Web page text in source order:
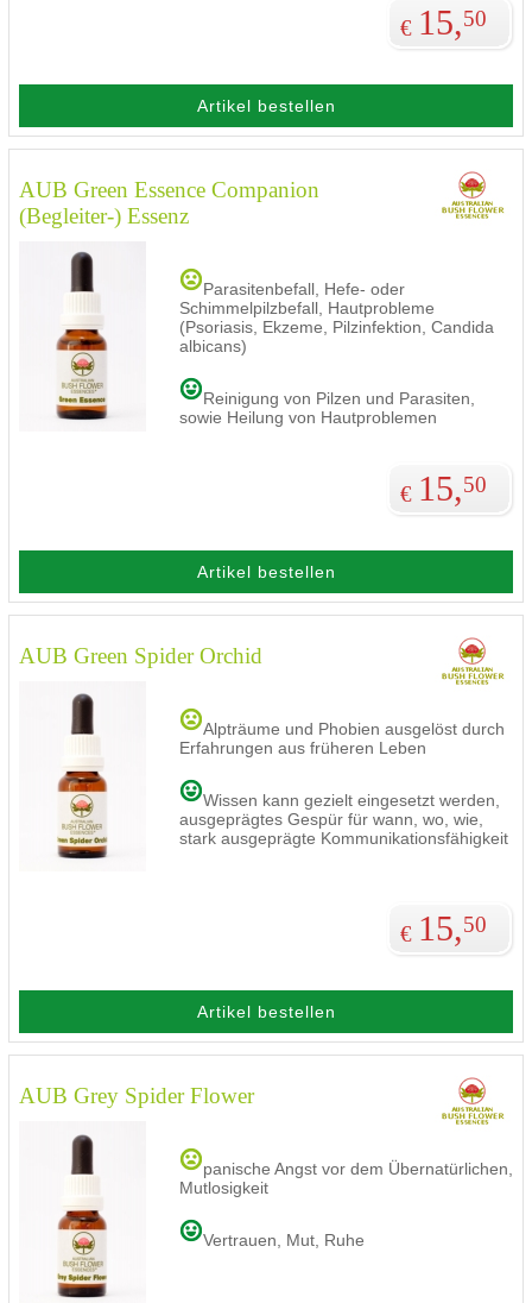
€ 15,50
Artikel bestellen
AUB Green Essence Companion
(Begleiter-) Essenz
Parasitenbefall, Hefe- oder
Schimmelpilzbefall, Hautprobleme
(Psoriasis, Ekzeme, Pilzinfektion, Candida
albicans)
Reinigung von Pilzen und Parasiten,
sowie Heilung von Hautproblemen
€ 15,50
Artikel bestellen
AUB Green Spider Orchid
Alpträume und Phobien ausgelöst durch
Erfahrungen aus früheren Leben
Wissen kann gezielt eingesetzt werden,
ausgeprägtes Gespür für wann, wo, wie,
stark ausgeprägte Kommunikationsfähigkeit
€ 15,50
Artikel bestellen
AUB Grey Spider Flower
panische Angst vor dem Übernatürlichen,
Mutlosigkeit
Vertrauen, Mut, Ruhe